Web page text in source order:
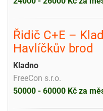
Řidič C+E –
Havlíčkův brod
Kladno
FreeCon s.r.o.
50000 - 60000 Kč za